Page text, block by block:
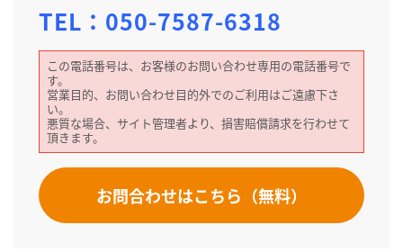
TEL： 050-7587-6318
この電話番号は、お客様のお問い合わせ専用の電話番号で
す。
営業目的、お問い合わせ目的外でのご利用はご遠慮下さ
い。
悪質な場合、サイト管理者より、損害賠償請求を行わせて
頂きます。
お問合わせはこちら（無料）